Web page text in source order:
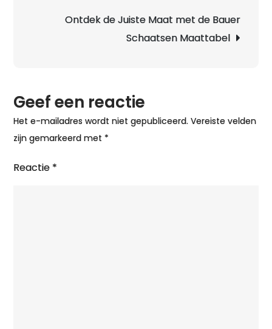
Ontdek de Juiste Maat met de Bauer
Schaatsen Maattabel
Geef een reactie
Het e-mailadres wordt niet gepubliceerd. Vereiste velden
zijn gemarkeerd met *
Reactie *